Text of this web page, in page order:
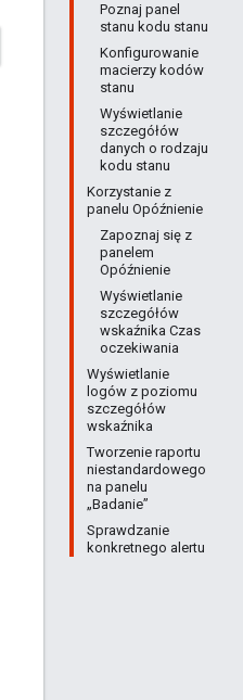
Poznaj panel
stanu kodu stanu
Konfigurowanie
macierzy kodów
stanu
Wyświetlanie
szczegółów
danych o rodzaju
kodu stanu
Korzystanie z
panelu Opóźnienie
Zapoznaj się z
panelem
Opóźnienie
Wyświetlanie
szczegółów
wskaźnika Czas
oczekiwania
Wyświetlanie
logów z poziomu
szczegółów
wskaźnika
Tworzenie raportu
niestandardowego
na panelu
„Badanie”
Sprawdzanie
konkretnego alertu